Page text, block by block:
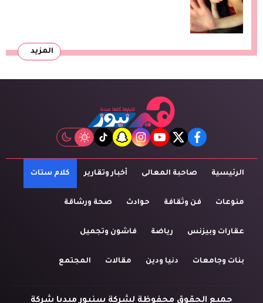
المزيد
facebook
twitter
youtube
instagram
snapchat
tiktok
الرئيسية صاحبة المعالى أخبار وتقارير كلام ستات
منوعات فن وثقافة حوادث صحة ورشاقة
عقارات وبيزنس رياضة فاشون وتجميل
بنات وجامعات دنيا ودين مقالات المجتمع
جميع الحقوق محفوظة لشركة سنيور ميديا شركة